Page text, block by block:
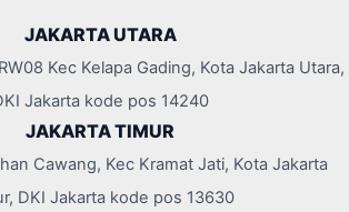
JAKARTA UTARA
Kec Kelapa Gading, Kota Jakarta Utara,
Jakarta kode pos 14240
JAKARTA TIMUR
Cawang, Kec Kramat Jati, Kota Jakarta
DKI Jakarta kode pos 13630